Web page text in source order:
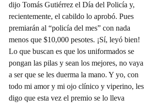
dijo Tomás Gutiérrez el Día del Policía y,
recientemente, el cabildo lo aprobó. Pues
premiarán al “policía del mes” con nada
menos que $10,000 pesotes. ¡Sí, leyó bien!
Lo que buscan es que los uniformados se
pongan las pilas y sean los mejores, no vaya
a ser que se les duerma la mano. Y yo, con
todo mi amor y mi ojo clínico y viperino, les
digo que esta vez el premio se lo lleva